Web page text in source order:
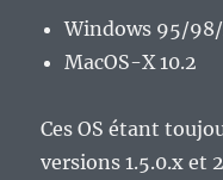
Windows 95/
MacOS-X 10.2
Ces OS étant
versions 1.5.0.x et